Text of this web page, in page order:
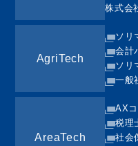
株式会
AgriTech
ソリ
会計
ソリ
一般
AreaTech
AX
税理
社会